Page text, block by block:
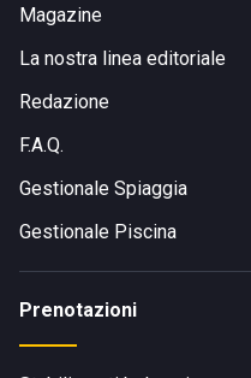
Magazine
La nostra linea editoriale
Redazione
F.A.Q.
Gestionale Spiaggia
Gestionale Piscina
Prenotazioni